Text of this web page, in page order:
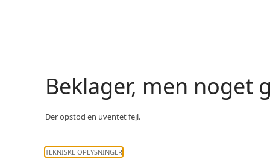
Beklager, men noget
Der opstod en uventet fejl.
TEKNISKE OPLYSNINGER